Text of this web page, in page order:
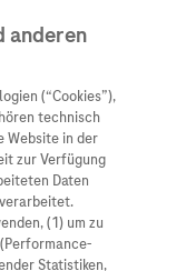
wir sind
anderen
(“Cookies”),
technisch
Website in der
zur Verfügung
Daten
(1) um zu
Statistiken,